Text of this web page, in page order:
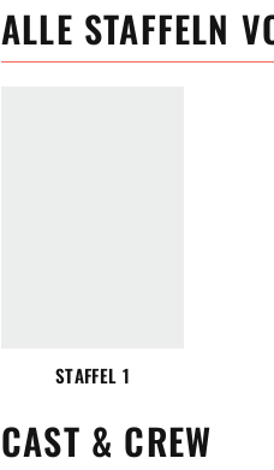
ALLE STAFFELN
STAFFEL 1
CAST & CREW